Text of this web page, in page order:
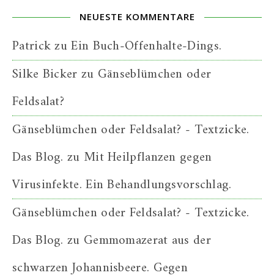
NEUESTE KOMMENTARE
PatrickzuEin Buch-Offenhalte-Dings.
Silke Bickerzu Gänseblümchen oder
Feldsalat?
Gänseblümchen oder Feldsalat? - Textzicke.
Das Blog. zu Mit Heilpflanzen gegen
Virusinfekte. Ein Behandlungsvorschlag.
Gänseblümchen oder Feldsalat? - Textzicke.
Das Blog. zu Gemmomazerat aus der
schwarzen Johannisbeere. Gegen